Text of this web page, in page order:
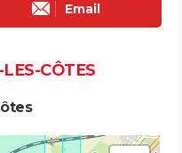
Email
CÔTES